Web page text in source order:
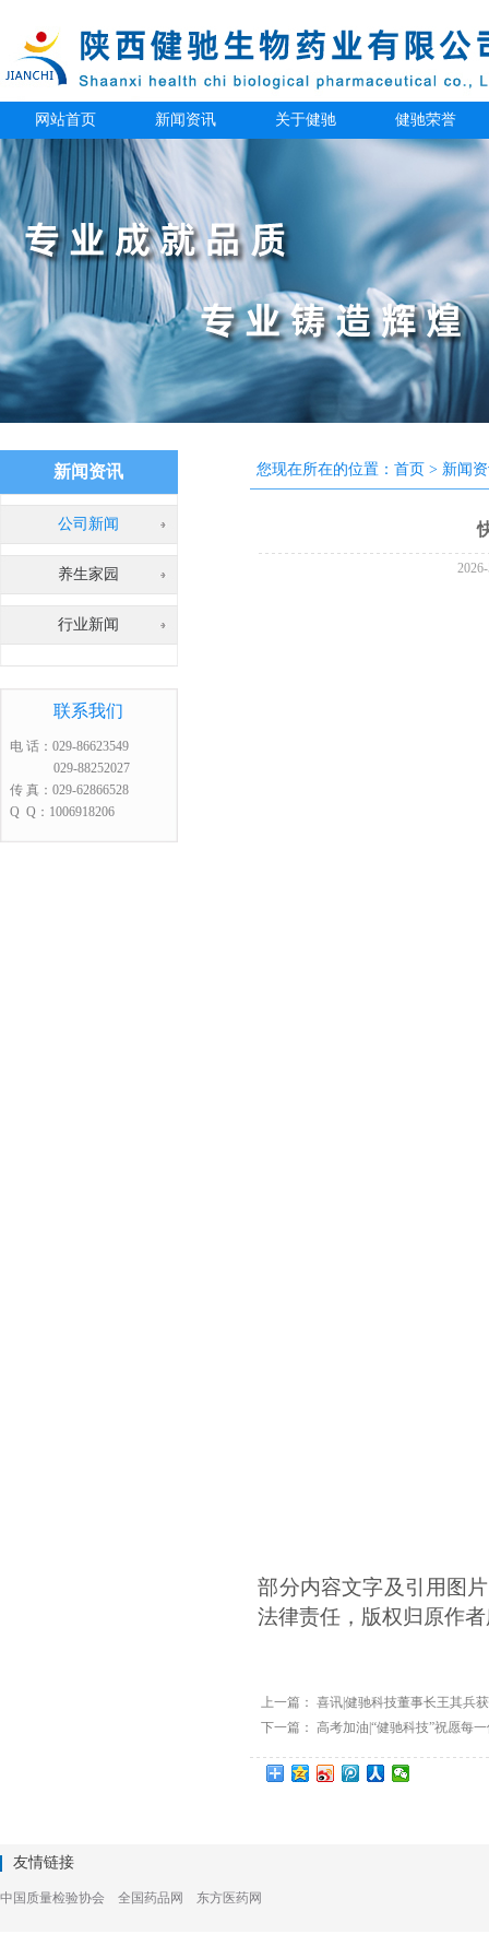
网站首页 新闻资讯 关于健驰 健驰荣誉
新闻资讯
公司新闻
养生家园
行业新闻
联系我们
电 话：029-86623549
029-88252027
传 真：029-62866528
Q Q：1006918206
您现在所在的位置： 首页 > 新闻
部分内容文字及引用图
法律责任，版权归原作
上一篇： 喜讯|健驰科技董事长王其兵
下一篇： 高考加油|“健驰科技”祝愿每
友情链接
中国质量检验协会 全国药品网 东方医药网